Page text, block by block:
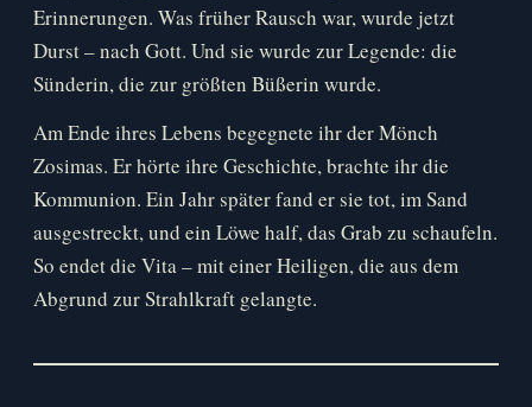
Erinnerungen. Was früher Rausch war, wurde jetzt
Durst – nach Gott. Und sie wurde zur Legende: die
Sünderin, die zur größten Büßerin wurde.
Am Ende ihres Lebens begegnete ihr der Mönch
Zosimas. Er hörte ihre Geschichte, brachte ihr die
Kommunion. Ein Jahr später fand er sie tot, im Sand
ausgestreckt, und ein Löwe half, das Grab zu schaufeln.
So endet die Vita – mit einer Heiligen, die aus dem
Abgrund zur Strahlkraft gelangte.